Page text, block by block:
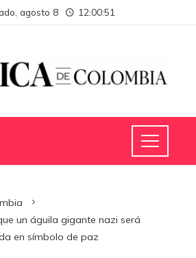
agosto 8 12:00:51
un águila gigante nazi será
en símbolo de paz